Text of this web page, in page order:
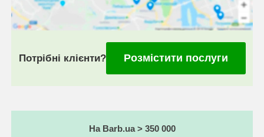
Потрібні клієнти? Розмістити послуги
На Barb.ua > 350 000